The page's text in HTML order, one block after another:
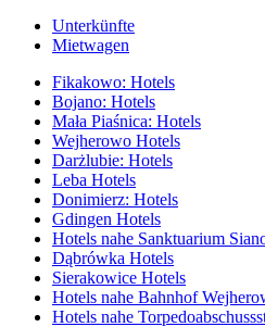
Unterkünfte
Mietwagen
Fikakowo: Hotels
Bojano: Hotels
Mała Piaśnica: Hotels
Wejherowo Hotels
Darżlubie: Hotels
Leba Hotels
Donimierz: Hotels
Gdingen Hotels
Hotels nahe Sanktuarium
Dąbrówka Hotels
Sierakowice Hotels
Hotels nahe Bahnhof
Hotels nahe